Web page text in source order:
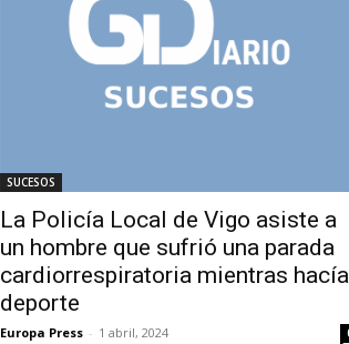
SUCESOS
La Policía Local de Vigo asiste a
un hombre que sufrió una parada
cardiorrespiratoria mientras hacía
deporte
Europa Press - 1 abril, 2024